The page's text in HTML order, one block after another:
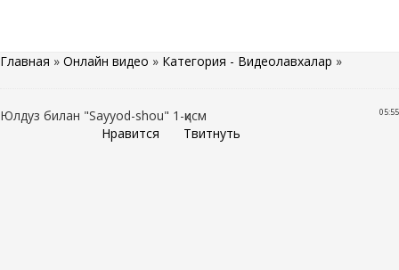
Главная » Онлайн видео » Категория - Видеолавхалар »
05:55
Юлдуз билан "Sayyod-shou" 1-қисм
Нравится
Твитнуть